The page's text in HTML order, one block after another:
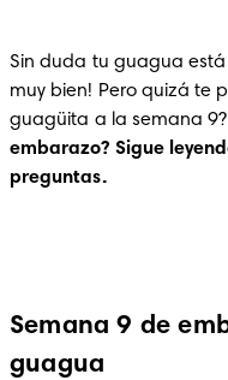
Sin duda tu guagua
muy bien! Pero quizá te
guagüita a la semana
embarazo? Sigue
preguntas.
Semana 9 de
guagua